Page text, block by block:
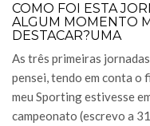
COMO FOI ESTA
ALGUM MOMENTO
DESTACAR?UMA
As três primeiras
pensei, tendo em conta o
meu Sporting estivesse
campeonato (escrevo a